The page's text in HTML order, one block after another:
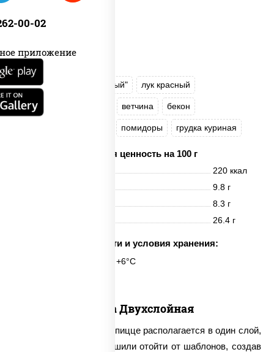
00-02
приложение
соус "Томатно - горчичный" лук красный
огурцы маринованные ветчина бекон
помидоры грудка куриная
Пищевая ценность на 100 г
220 ккал
9.8 г
8.3 г
26.4 г
Срок годности и условия хранения:
24 часа при t° от +2°C до +6°C
Пицца Двухслойная
Традиционно начинка в пицце располагается в один слой,
однако наши повара решили отойти от шаблонов, создав